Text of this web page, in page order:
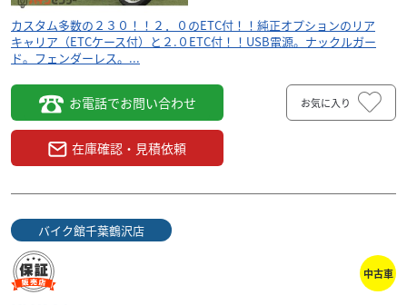
カスタム多数の２３０！！２．０のETC付！！純正オプションのリア
キャリア（ETCケース付）と２.０ETC付！！USB電源。ナックルガー
ド。フェンダーレス。...
お電話でお問い合わせ
在庫確認・見積依頼
お気に入り
バイク館千葉鶴沢店
中古車